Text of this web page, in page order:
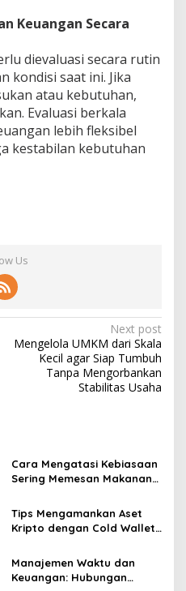
Keuangan Secara
dievaluasi secara rutin
kondisi saat ini. Jika
atau kebutuhan,
Evaluasi berkala
lebih fleksibel
kestabilan kebutuhan
Us
Next post
Mengelola UMKM dari Skala
Kecil agar Siap Tumbuh
Tanpa Mengorbankan
Stabilitas Usaha
Cara Mengatasi Kebiasaan
Sering Memesan Makanan
Dompet Anda
Tips Mengamankan Aset
Kripto dengan Cold Wallet
Manajemen Waktu dan
Keuangan: Hubungan